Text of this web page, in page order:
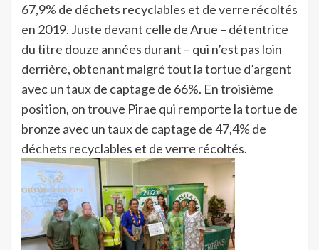
67,9% de déchets recyclables et de verre récoltés
en 2019. Juste devant celle de Arue – détentrice
du titre douze années durant – qui n’est pas loin
derrière, obtenant malgré tout la tortue d’argent
avec un taux de captage de 66%. En troisième
position, on trouve Pirae qui remporte la tortue de
bronze avec un taux de captage de 47,4% de
déchets recyclables et de verre récoltés.